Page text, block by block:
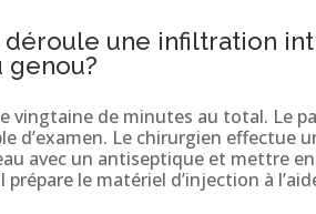
déroule une infiltration
genou?
vingtaine de minutes au total. Le
d’examen. Le chirurgien effectue
avec un antiseptique et mettre
le matériel d’injection à